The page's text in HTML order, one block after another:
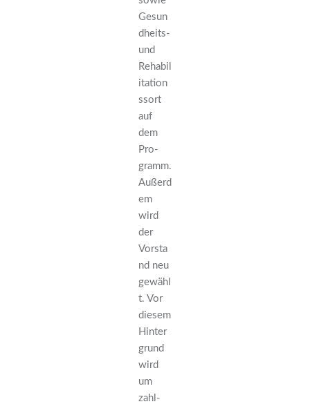
Gesun
dheits-
und
Rehabil
itation
ssort
auf
dem
Pro-
gramm.
Außerd
em
wird
der
Vorsta
nd neu
gewähl
t. Vor
diesem
Hinter
grund
wird
um
zahl-